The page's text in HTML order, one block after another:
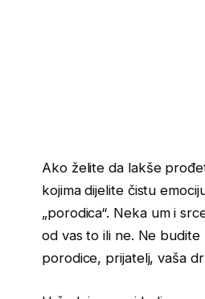
Ako želite da lakše
kojima dijelite čistu
„porodica“. Neka um i
od vas to ili ne. Ne budite
porodice, prijatelj, vaša